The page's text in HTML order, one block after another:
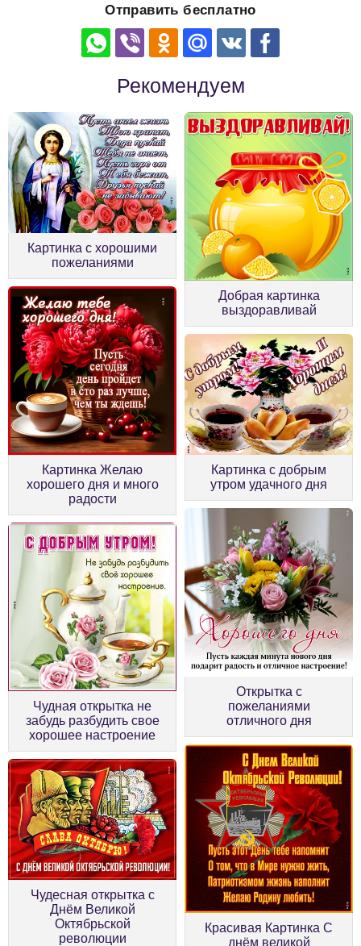
Отправить бесплатно
Рекомендуем
Картинка с хорошими
пожеланиями
Добрая картинка
выздоравливай
Картинка Желаю
хорошего дня и много
радости
Картинка с добрым
утром удачного дня
Чудная открытка не
забудь разбудить свое
хорошее настроение
Открытка с
пожеланиями
отличного дня
Чудесная открытка с
Днём Великой
Октябрьской
революции
Красивая Картинка С
днём великой